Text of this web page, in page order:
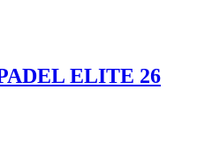
ELITE 26